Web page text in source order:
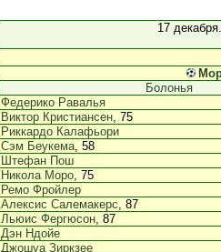
17
Болонья
Федерико Равалья
Виктор Кристиансен, 75
Риккардо Калафьори
Сэм Беукема, 58
Штефан Пош
Никола Моро, 75
Ремо Фройлер
Алексис Салемакерс, 87
Льюис Фергюсон, 87
Дэн Ндойе
Джошуа Зиркзее